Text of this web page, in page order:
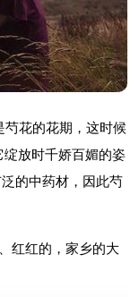
芍花的花期，这时候
放时千娇百媚的姿
的中药材，因此芍
红红的，家乡的大